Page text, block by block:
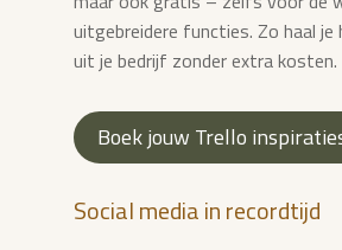
uitgebreidere functies. Zo haal je
uit je bedrijf zonder extra kosten.
Boek jouw Trello
Social media in recordtijd